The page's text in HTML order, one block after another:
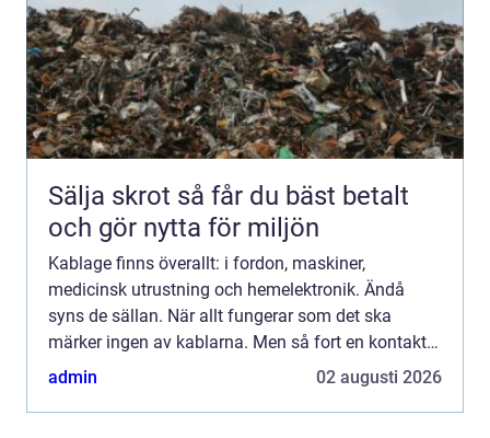
Sälja skrot så får du bäst betalt
och gör nytta för miljön
Kablage finns överallt: i fordon, maskiner,
medicinsk utrustning och hemelektronik. Ändå
syns de sällan. När allt fungerar som det ska
märker ingen av kablarna. Men så fort en kontakt
sitter löst eller en ledning brister stannar
admin 02 augusti 2026